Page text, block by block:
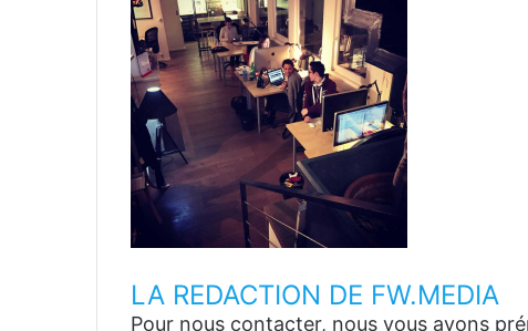
LA REDACTION DE FW.MEDIA
Pour nous contacter, nous vous avons